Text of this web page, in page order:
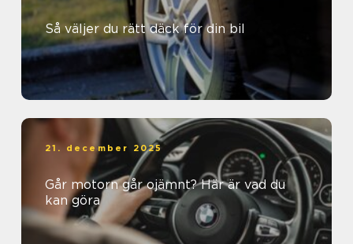
Så väljer du rätt däck för din bil
21. december 2025
Går motorn går ojämnt? Här är vad du
kan göra